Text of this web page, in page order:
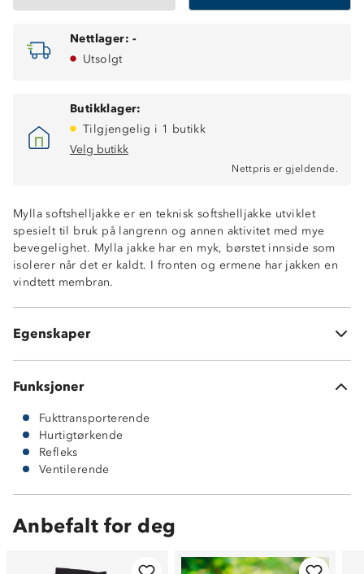
Nettlager: -
Utsolgt
Butikklager:
Tilgjengelig i 1 butikk
Velg butikk
Nettpris er gjeldende.
Mylla softshelljakke er en teknisk softshelljakke utviklet
spesielt til bruk på langrenn og annen aktivitet med mye
bevegelighet. Mylla jakke har en myk, børstet innside som
isolerer når det er kaldt. I fronten og ermene har jakken en
vindtett membran.
Egenskaper
Hurtigtørkende
Vindtett front og ermer
To glidelåslommer
En brystlomme
Refleksfelter bak og i front
Kontrastfelt består av 92% polyester og 8% elastikk
Funksjoner
Fukttransporterende
Hurtigtørkende
Refleks
Ventilerende
Anbefalt for deg